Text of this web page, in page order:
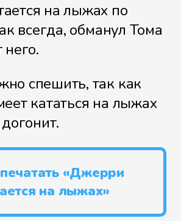
на лыжах по
всегда, обманул Тома
спешить, так как
кататься на лыжах
«Джерри
на лыжах»